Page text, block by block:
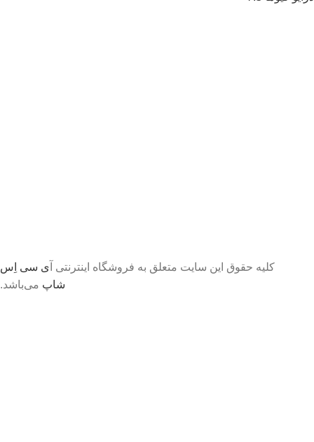
کلیه حقوق این سایت متعلق به فروشگاه اینترنتی آ ی سی اِس
شاپ می‌باشد.